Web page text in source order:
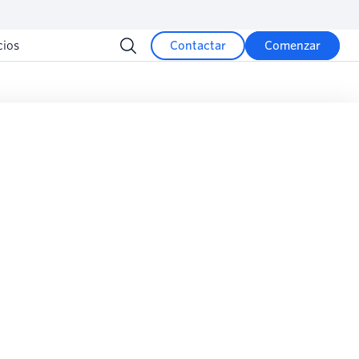
Contactar Comenzar